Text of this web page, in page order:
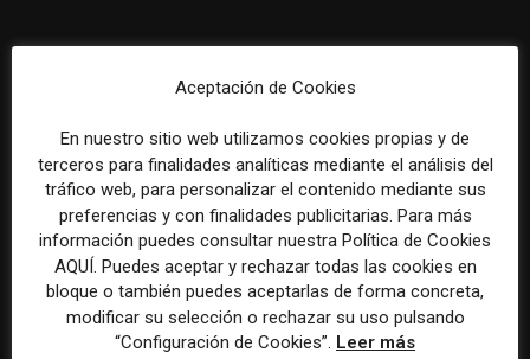
El buzón como nueva
portada: la estrategia de los
medios para conquistar
ciudad a ciudad
Cómo adelantarse a los
resúmenes con IA de Google
en las noticias de última hora:
el ejemplo de USA Today
durante el Mundial de...
Aceptación de Cookies
En nuestro sitio web utilizamos cookies propias y de
terceros para finalidades analíticas mediante el análisis del
tráfico web, para personalizar el contenido mediante sus
preferencias y con finalidades publicitarias. Para más
información puedes consultar nuestra Política de Cookies
AQUÍ. Puedes aceptar y rechazar todas las cookies en
bloque o también puedes aceptarlas de forma concreta,
modificar su selección o rechazar su uso pulsando
“Configuración de Cookies”. Leer más